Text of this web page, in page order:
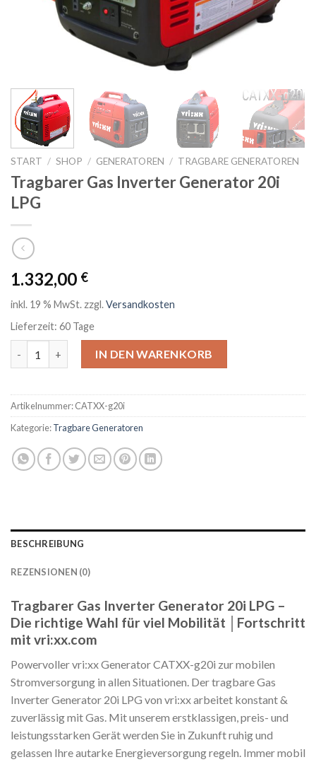
START / SHOP / GENERATOREN / TRAGBARE GENERATOREN
Tragbarer Gas Inverter Generator 20i
LPG
1.332,00 €
inkl. 19 % MwSt. zzgl.Versandkosten
Lieferzeit: 60 Tage
IN DEN WARENKORB
Artikelnummer:CATXX-g20i
Kategorie:Tragbare Generatoren
BESCHREIBUNG
REZENSIONEN (0)
Tragbarer Gas Inverter Generator 20i LPG –
Die richtige Wahl für viel Mobilität │Fortschritt
mit vri:xx.com
Powervoller vri:xx Generator CATXX-g20i zur mobilen
Stromversorgung in allen Situationen. Der tragbare Gas
Inverter Generator 20i LPG von vri:xx arbeitet konstant &
zuverlässig mit Gas. Mit unserem erstklassigen, preis- und
leistungsstarken Gerät werden Sie in Zukunft ruhig und
gelassen Ihre autarke Energieversorgung regeln. Immer mobil